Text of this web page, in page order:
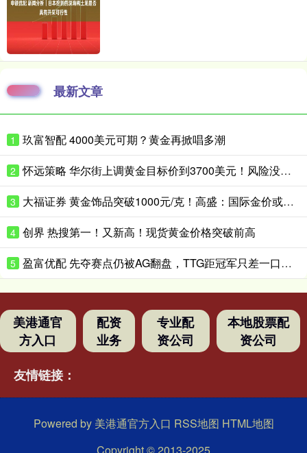
最新文章
1 玖富智配 4000美元可期？黄金再掀唱多潮
2 怀远策略 华尔街上调黄金目标价到3700美元！风险没这么快消停
3 大福证券 黄金饰品突破1000元/克！高盛：国际金价或升破4200美元/盎司！
4 创界 热搜第一！又新高！现货黄金价格突破前高
5 盈富优配 先夺赛点仍被AG翻盘，TTG距冠军只差一口气？_Ming_决赛_Fly
美港通官
方入口
配资
业务
专业配
资公司
本地股票配
资公司
友情链接：
Powered by 美港通官方入口 RSS地图 HTML地图